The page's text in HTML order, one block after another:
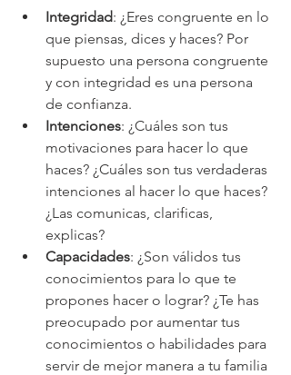
Integridad: ¿Eres congruente en lo
que piensas, dices y haces? Por
supuesto una persona congruente
y con integridad es una persona
de confianza.
Intenciones: ¿Cuáles son tus
motivaciones para hacer lo que
haces? ¿Cuáles son tus verdaderas
intenciones al hacer lo que haces?
¿Las comunicas, clarificas,
explicas?
Capacidades: ¿Son válidos tus
conocimientos para lo que te
propones hacer o lograr? ¿Te has
preocupado por aumentar tus
conocimientos o habilidades para
servir de mejor manera a tu familia